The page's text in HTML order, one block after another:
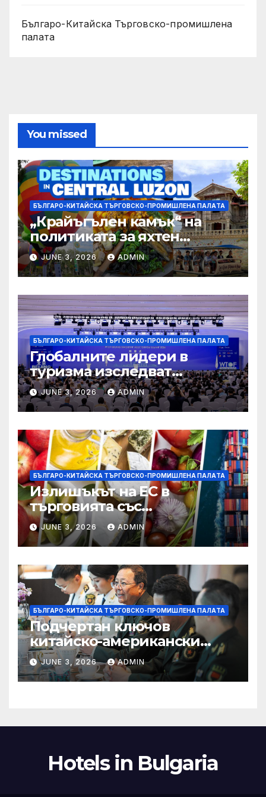
Българо-Китайска Търговско-промишлена
палaта
You missed
БЪЛГАРО-КИТАЙСКА ТЪРГОВСКО-ПРОМИШЛЕНА ПАЛAТА
„Крайъгълен камък“ на
политиката за яхтен
туризъм на GBA
JUNE 3, 2026 ADMIN
БЪЛГАРО-КИТАЙСКА ТЪРГОВСКО-ПРОМИШЛЕНА ПАЛAТА
Глобалните лидери в
туризма изследват
бъдещето на пътуването,
управлявано от AI
JUNE 3, 2026 ADMIN
БЪЛГАРО-КИТАЙСКА ТЪРГОВСКО-ПРОМИШЛЕНА ПАЛAТА
Излишъкът на ЕС в
търговията със
селскостопански храни се
увеличава през февруари
JUNE 3, 2026 ADMIN
БЪЛГАРО-КИТАЙСКА ТЪРГОВСКО-ПРОМИШЛЕНА ПАЛAТА
Подчертан ключов
китайско-американски
консенсус –
Chinadaily.com.cn
JUNE 3, 2026 ADMIN
Hotels in Bulgaria